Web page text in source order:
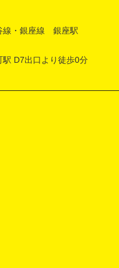
線・銀座線 銀座駅
D7出口より徒歩0分